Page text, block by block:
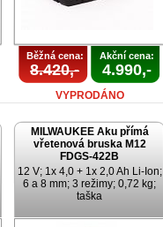
Běžná cena:
8.420,-
Akční cena:
4.990,-
VYPRODÁNO
MILWAUKEE Aku přímá
vřetenová bruska M12
FDGS-422B
12 V; 1x 4,0 + 1x 2,0 Ah Li-Ion;
6 a 8 mm; 3 režimy; 0,72 kg;
taška